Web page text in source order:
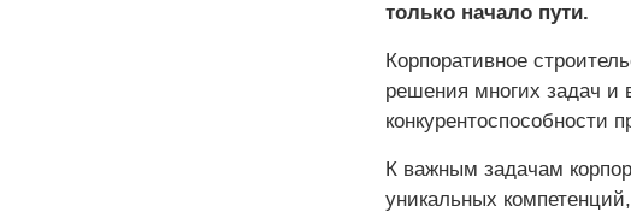
только начало пути.
Корпоративное
решения многих задач и
конкурентоспособности
К важным задачам
уникальных